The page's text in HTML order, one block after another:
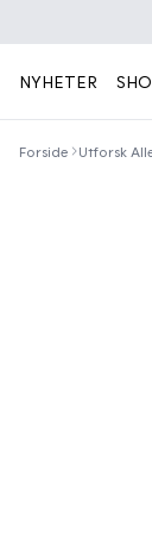
NYHETER
Forside Utforsk